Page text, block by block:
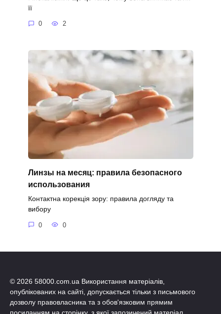
її
0 2
Линзы на месяц: правила безопасного
использования
Контактна корекція зору: правила догляду та
вибору
0 0
© 2026 58000.com.ua Використання матеріалів,
опублікованих на сайті, допускається тільки з письмового
дозволу правовласника та з обов'язковим прямим
посиланням на сторінку, з якої запозичений матеріал.